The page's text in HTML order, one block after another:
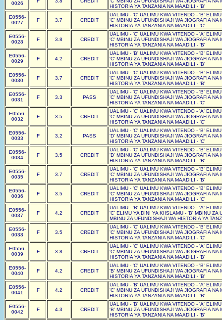
0026
HISTORIA YA TANZANIA NA MAADILI - 'B'
E0556-
0027
F 3.7 CREDIT
UALIMU - 'C' UALIMU KWA VITENDO - 'B'
'C' MBINU ZA UFUNDISHAJI WA JIOGRAFIA NA
HISTORIA YA TANZANIA NA MAADILI - 'C'
E0556-
0028
F 3.8 CREDIT
UALIMU - 'C' UALIMU KWA VITENDO - 'A'
'C' MBINU ZA UFUNDISHAJI WA JIOGRAFIA NA
HISTORIA YA TANZANIA NA MAADILI - 'B'
E0556-
0029
F 4.2 CREDIT
UALIMU - 'B' UALIMU KWA VITENDO - 'B'
'C' MBINU ZA UFUNDISHAJI WA JIOGRAFIA NA
HISTORIA YA TANZANIA NA MAADILI - 'B'
E0556-
0030
F 3.7 CREDIT
UALIMU - 'C' UALIMU KWA VITENDO - 'B'
'C' MBINU ZA UFUNDISHAJI WA JIOGRAFIA NA
HISTORIA YA TANZANIA NA MAADILI - 'B'
E0556-
0031
F 3.3 PASS
UALIMU - 'C' UALIMU KWA VITENDO - 'B'
'C' MBINU ZA UFUNDISHAJI WA JIOGRAFIA NA
HISTORIA YA TANZANIA NA MAADILI - 'C'
E0556-
0032
F 3.5 CREDIT
UALIMU - 'C' UALIMU KWA VITENDO - 'A'
'C' MBINU ZA UFUNDISHAJI WA JIOGRAFIA NA
HISTORIA YA TANZANIA NA MAADILI - 'C'
E0556-
0033
F 3.2 PASS
UALIMU - 'C' UALIMU KWA VITENDO - 'B'
'D' MBINU ZA UFUNDISHAJI WA JIOGRAFIA NA
HISTORIA YA TANZANIA NA MAADILI - 'C'
E0556-
0034
F 3.5 CREDIT
UALIMU - 'C' UALIMU KWA VITENDO - 'B'
'D' MBINU ZA UFUNDISHAJI WA JIOGRAFIA NA
HISTORIA YA TANZANIA NA MAADILI - 'B'
E0556-
0035
F 3.7 CREDIT
UALIMU - 'C' UALIMU KWA VITENDO - 'B'
'C' MBINU ZA UFUNDISHAJI WA JIOGRAFIA NA
HISTORIA YA TANZANIA NA MAADILI - 'B'
E0556-
0036
F 3.5 CREDIT
UALIMU - 'C' UALIMU KWA VITENDO - 'B'
'C' MBINU ZA UFUNDISHAJI WA JIOGRAFIA NA
HISTORIA YA TANZANIA NA MAADILI - 'C'
E0556-
0037
F 4.2 CREDIT
UALIMU - 'B' UALIMU KWA VITENDO - 'A'
'C' ELIMU YA DINI YA KIISLAMU - 'B' MBINU ZA
MBINU ZA UFUNDISHAJI WA HISTORIA YA
E0556-
0038
F 3.5 CREDIT
UALIMU - 'C' UALIMU KWA VITENDO - 'B'
'C' MBINU ZA UFUNDISHAJI WA JIOGRAFIA NA
HISTORIA YA TANZANIA NA MAADILI - 'C'
E0556-
0039
F 3.8 CREDIT
UALIMU - 'C' UALIMU KWA VITENDO - 'A'
'C' MBINU ZA UFUNDISHAJI WA JIOGRAFIA NA
HISTORIA YA TANZANIA NA MAADILI - 'B'
E0556-
0040
F 4.2 CREDIT
UALIMU - 'C' UALIMU KWA VITENDO - 'B'
'B' MBINU ZA UFUNDISHAJI WA JIOGRAFIA NA
HISTORIA YA TANZANIA NA MAADILI - 'B'
E0556-
0041
F 4.2 CREDIT
UALIMU - 'B' UALIMU KWA VITENDO - 'A'
'C' MBINU ZA UFUNDISHAJI WA JIOGRAFIA NA
HISTORIA YA TANZANIA NA MAADILI - 'B'
E0556-
0042
F 4.3 CREDIT
UALIMU - 'B' UALIMU KWA VITENDO - 'A'
'B' MBINU ZA UFUNDISHAJI WA JIOGRAFIA NA
HISTORIA YA TANZANIA NA MAADILI - 'B'